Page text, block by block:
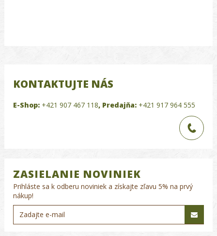
KONTAKTUJTE NÁS
E-Shop: +421 907 467 118, Predajňa: +421 917 964 555
ZASIELANIE NOVINIEK
Prihláste sa k odberu noviniek a získajte zľavu 5% na prvý
nákup!